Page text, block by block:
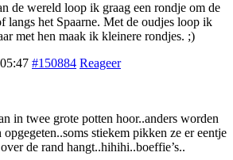
de wereld loop ik graag een rondje om de
langs het Spaarne. Met de oudjes loop ik
met hen maak ik kleinere rondjes. ;)
#150884 Reageer
in twee grote potten hoor..anders worden
stiekem pikken ze er eentje
de rand hangt..hihihi..boeffie’s..